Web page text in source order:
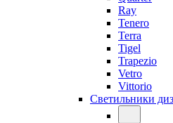
Ray
Tenero
Terra
Tigel
Trapezio
Vetro
Vittorio
Светильники